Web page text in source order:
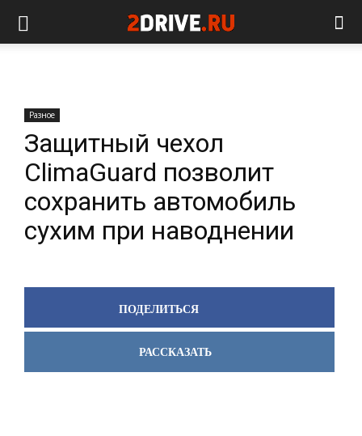
Разное
Защитный чехол
ClimaGuard позволит
сохранить автомобиль
сухим при наводнении
ПОДЕЛИТЬСЯ
РАССКАЗАТЬ